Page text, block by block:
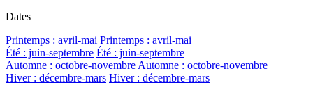
Dates
Printemps : avril-mai Printemps : avril-mai
Été : juin-septembre Été : juin-septembre
Automne : octobre-novembreAutomne : octobre-novembre
Hiver : décembre-mars Hiver : décembre-mars